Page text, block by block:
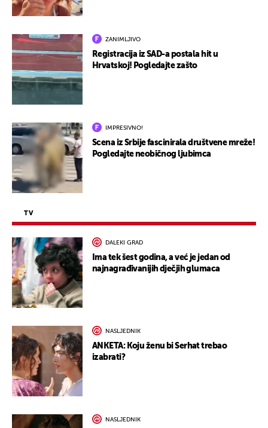
ZANIMLJIVO
Registracija iz SAD-a postala hit u
Hrvatskoj! Pogledajte zašto
IMPRESIVNO!
Scena iz Srbije fascinirala društvene mreže!
Pogledajte neobičnog ljubimca
TV
DALEKI GRAD
Ima tek šest godina, a već je jedan od
najnagrađivanijih dječjih glumaca
NASLJEDNIK
ANKETA: Koju ženu bi Serhat trebao
izabrati?
NASLJEDNIK